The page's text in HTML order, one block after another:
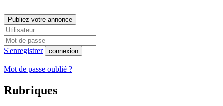
Publiez votre annonce
S'enregistrer connexion
Mot de passe oublié ?
Rubriques